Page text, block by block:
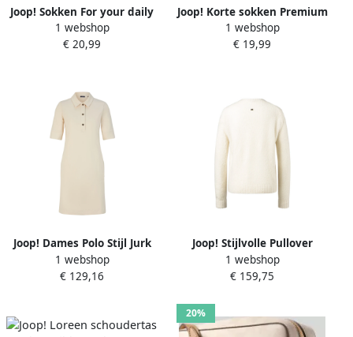
Joop! Sokken For your daily
met korenbloem-logo
ribboordjes (4 paar)
1 webshop
€ 20,99
Joop! Korte sokken Premium
Essentials met logo-
opschrift bij de hiel (4 paar)
1 webshop
€ 19,99
Joop! Dames Polo Stijl Jurk
Beige Dames
1 webshop
€ 129,16
Joop! Stijlvolle Pullover
Sweater Beige Dames
1 webshop
€ 159,75
20%